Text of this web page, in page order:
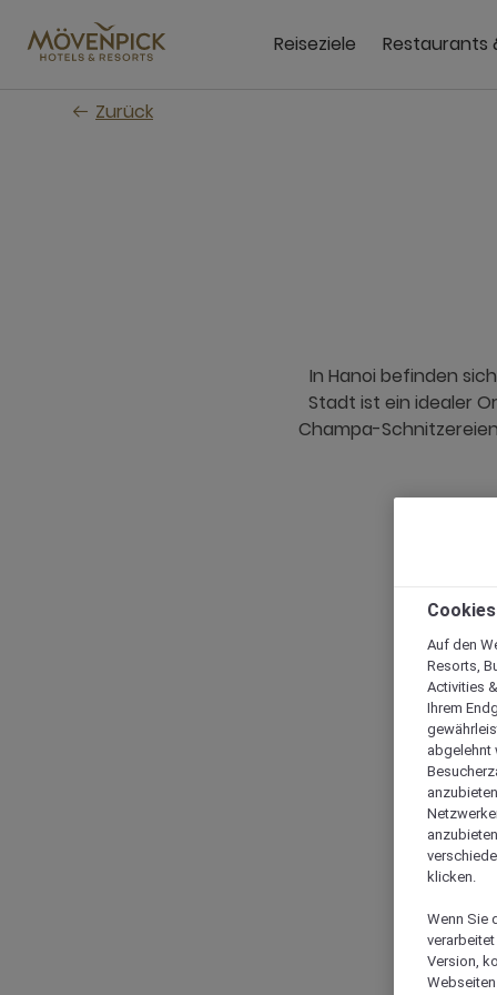
Hauptinhalt
wechseln
Reiseziele Restaurants
Zurück
In Hanoi befinden
Stadt ist ein idealer
Champa-
Auf den
Resorts,
Activities
Ihrem
abgelehnt
klicken.
Wenn Sie
Version,